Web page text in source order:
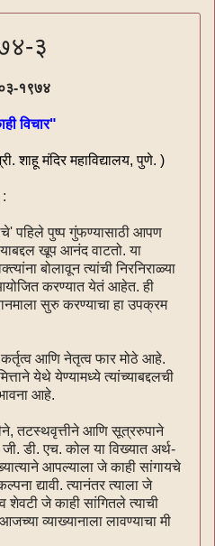
३
०३-१९७४
विचार"
शाहू मंदिर महाविद्यालय, पुणे. )
पहिले पुष्प गुंफण्यासाठी आपण
खूप आनंद वाटतो. या
बोलावून त्यांची निरनिराळ्या
करण्यात येतं आहेत. ही
सुरु करण्याचा हा उपक्रम
आणि नेतृत्व फार मोठे आहे.
येथे येण्यामध्ये त्यांच्याबद्दलची
आहे.
तटस्थवृत्तीने आणि सूत्ररुपाने
डी. एच. कोल या विख्यात अर्थ-
आपल्याला जे काही सांगायचे
द्यावी. त्यानंतर त्याला जे
शेवटी जे काही सांगितले त्याची
व्याख्यानाला लावण्याचा मी